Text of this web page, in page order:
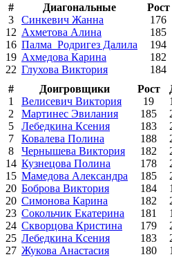
#
Диагональные Рост
3
Синкевич Жанна 176
12 Ахметова Алина 185
16 Палма_Родригез Далила 194
19 Ахмедова Карина 182
22 Глухова Виктория 184
#
Доигровщики Рост
1
Велисевич Виктория 19
2
Мартинес Эвилания 185
5
Лебедкина Ксения 183
7
Ковалева Полина 188
8
Чернышева Виктория 182
14 Кузнецова Полина 178
15 Мамедова Александра 185
20 Боброва Виктория 184
20 Симонова Карина 182
23 Сокольчик Екатерина 181
24 Скворцова Кристина 179
25 Лебедкина Ксения 183
27 Жукова Анастасия 180